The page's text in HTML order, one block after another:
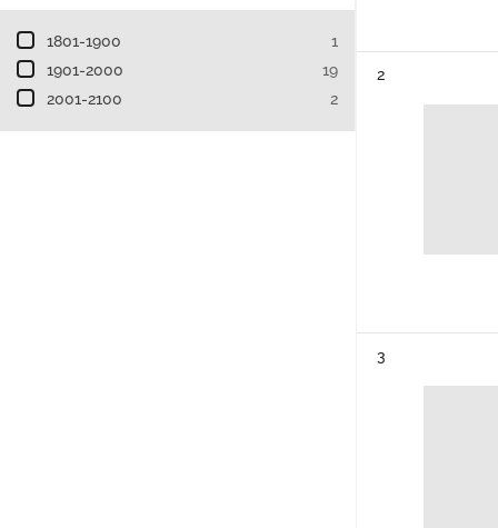
Filtre les résultats par : Période
1801-1900
1
1901-2000
19
2001-2100
2
2
3